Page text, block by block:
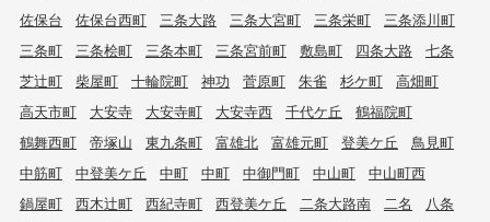
佐保台
佐保台西町 三条大路 三条大宮町 三条栄町
三条添川町
三条町
三条桧町 三条本町 三条宮前町 敷島町 四条大路
七条
芝辻町
柴屋町 十輪院町 神功 菅原町 朱雀 杉ケ町
高畑町
高天市町
大安寺 大安寺町 大安寺西 千代ケ丘
鶴福院町
鶴舞西町
帝塚山 東九条町 富雄北 富雄元町 登美ケ丘
鳥見町
中筋町
中登美ケ丘 中町 中町 中御門町 中山町
中山町西
鍋屋町
西木辻町 西紀寺町 西登美ケ丘 二条大路南 二名
八条